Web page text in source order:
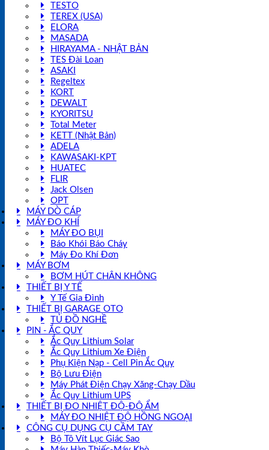
TESTO
TEREX (USA)
ELORA
MASADA
HIRAYAMA - NHẬT BẢN
TES Đài Loan
ASAKI
Regeltex
KORT
DEWALT
KYORITSU
Total Meter
KETT (Nhật Bản)
ADELA
KAWASAKI-KPT
HUATEC
FLIR
Jack Olsen
OPT
MÁY DÒ CÁP
MÁY ĐO KHÍ
MÁY ĐO BỤI
Báo Khói Báo Cháy
Máy Đo Khí Đơn
MÁY BƠM
BƠM HÚT CHÂN KHÔNG
THIẾT BỊ Y TẾ
Y Tế Gia Đình
THIẾT BỊ GARAGE OTO
TỦ ĐỒ NGHỀ
PIN - ẮC QUY
Ắc Quy Lithium Solar
Ắc Quy Lithium Xe Điện
Phụ Kiện Nạp - Cell Pin Ắc Quy
Bộ Lưu Điện
Máy Phát Điện Chạy Xăng-Chạy Dầu
Ắc Quy Lithium UPS
THIẾT BỊ ĐO NHIỆT ĐỘ-ĐỘ ẨM
MÁY ĐO NHIỆT ĐỘ HỒNG NGOẠI
CÔNG CỤ DỤNG CỤ CẦM TAY
Bộ Tô Vít Lục Giác Sao